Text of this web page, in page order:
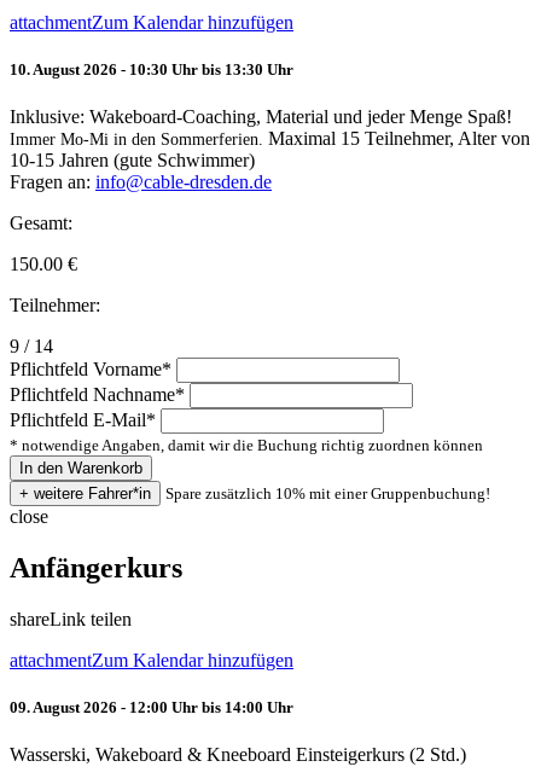
attachmentZum Kalendar hinzufügen
10. August 2026 - 10:30 Uhr bis 13:30 Uhr
Inklusive: Wakeboard-Coaching, Material und jeder Menge Spaß!
Immer Mo-Mi in den Sommerferien. Maximal 15 Teilnehmer, Alter von
10-15 Jahren (gute Schwimmer)
Fragen an: info@cable-dresden.de
Gesamt:
150.00 €
Teilnehmer:
9 / 14
Pflichtfeld Vorname*
Pflichtfeld Nachname*
Pflichtfeld E-Mail*
* notwendige Angaben, damit wir die Buchung richtig zuordnen können
Spare zusätzlich 10% mit einer Gruppenbuchung!
close
Anfängerkurs
shareLink teilen
attachmentZum Kalendar hinzufügen
09. August 2026 - 12:00 Uhr bis 14:00 Uhr
Wasserski, Wakeboard & Kneeboard Einsteigerkurs (2 Std.)